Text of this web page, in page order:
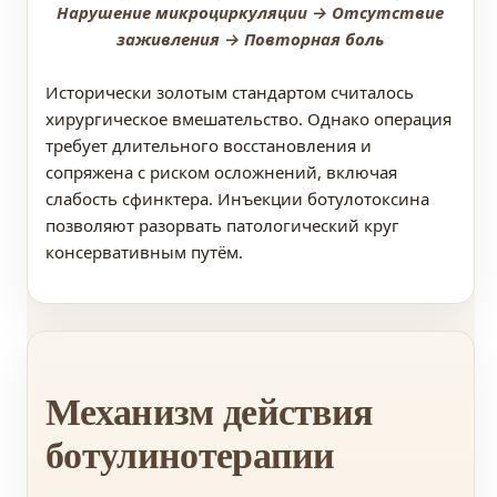
Нарушение микроциркуляции → Отсутствие
заживления → Повторная боль
Исторически золотым стандартом считалось
хирургическое вмешательство. Однако операция
требует длительного восстановления и
сопряжена с риском осложнений, включая
слабость сфинктера. Инъекции ботулотоксина
позволяют разорвать патологический круг
консервативным путём.
Механизм действия
ботулинотерапии